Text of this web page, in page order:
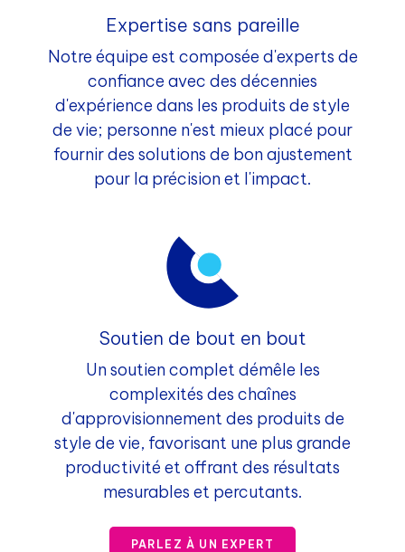
Expertise sans pareille
Notre équipe est composée d'experts de
confiance avec des décennies
d'expérience dans les produits de style
de vie; personne n'est mieux placé pour
fournir des solutions de bon ajustement
pour la précision et l'impact.
Soutien de bout en bout
Un soutien complet démêle les
complexités des chaînes
d'approvisionnement des produits de
style de vie, favorisant une plus grande
productivité et offrant des résultats
mesurables et percutants.
PARLEZ À UN EXPERT